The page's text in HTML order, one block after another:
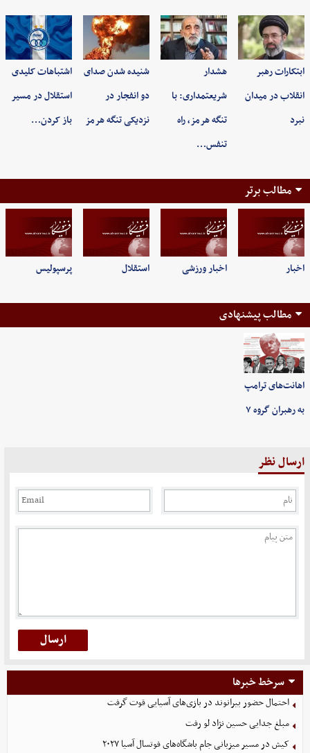
ابتکارات رهبر
انقلاب در میدان
نبرد
هشدار
شریعتمداری: با
تنگه هرمز، راه
تنفس…
شنیده شدن صدای
دو انفجار در
نزدیکی تنگه هرمز
اشتباهات کلیدی
استقلال در مسیر
باز کردن…
مطالب برتر
اخبار اخبار ورزشی استقلال پرسپولیس
مطالب پیشنهادی
اهانت‌های ترامپ
به رهبران گروه ۷
ارسال نظر
سرخط خبرها
احتمال حضور بیرانوند در بازی‌های آسیایی قوت گرفت
مبلغ جدایی حسین نژاد لو رفت
کیش در مسیر میزبانی جام باشگاه‌های فوتسال آسیا ۲۰۲۷